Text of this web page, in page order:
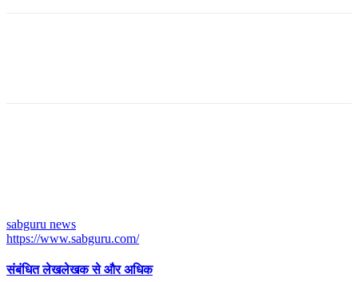
sabguru news
https://www.sabguru.com/
संबंधित लेखलेखक से और अधिक